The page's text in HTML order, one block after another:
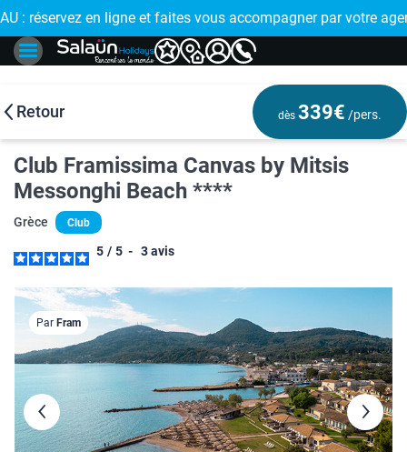
: réservez en ligne et faites vous accompagner par votre 🤩
Retour dès 339€ /pers.
Club Framissima Canvas by Mitsis
Messonghi Beach ****
Grèce Club
5 / 5 - 3avis
Par Fram